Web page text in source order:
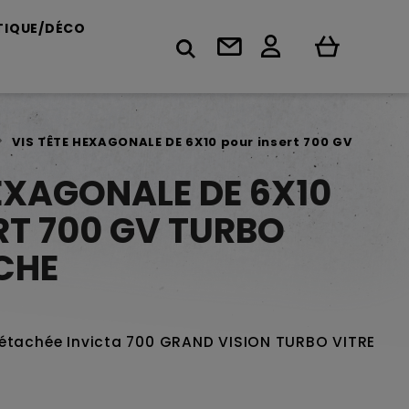
DÉCO
VIS TÊTE HEXAGONALE DE 6X10 pour insert 700 GV
DE 6X10
700 GV TURBO
Invicta 700 GRAND VISION TURBO VITRE